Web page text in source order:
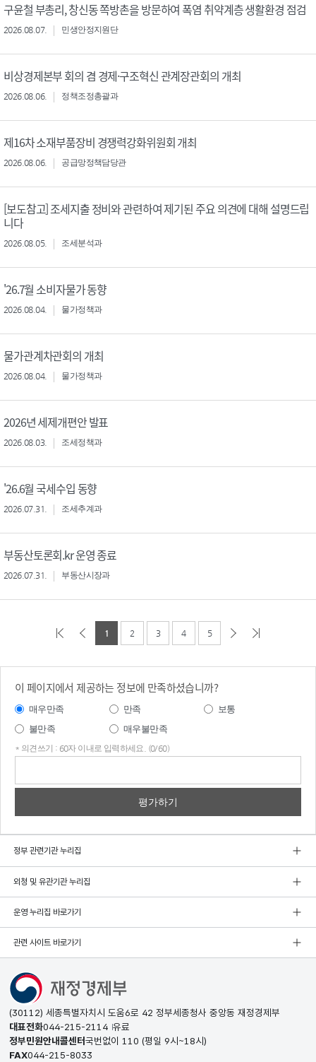
구윤철 부총리, 창신동 쪽방촌을 방문하여 폭염 취약계층 생활환경 점검
2026.08.07. 민생안정지원단
비상경제본부 회의 겸 경제·구조혁신 관계장관회의 개최
2026.08.06. 정책조정총괄과
제16차 소재부품장비 경쟁력강화위원회 개최
2026.08.06. 공급망정책담당관
[보도참고] 조세지출 정비와 관련하여 제기된 주요 의견에 대해 설명드립
니다
2026.08.05. 조세분석과
'26.7월 소비자물가 동향
2026.08.04. 물가정책과
물가관계차관회의 개최
2026.08.04. 물가정책과
2026년 세제개편안 발표
2026.08.03. 조세정책과
'26.6월 국세수입 동향
2026.07.31. 조세추계과
부동산토론회.kr 운영 종료
2026.07.31. 부동산시장과
1 2 3 4 5
이 페이지에서 제공하는 정보에 만족하셨습니까?
매우만족 만족
보통
불만족
매우불만족
* 의견쓰기 : 60자 이내로 입력하세요. (0/60)
정부 관련기관 누리집
외청 및 유관기관 누리집
운영 누리집 바로가기
관련 사이트 바로가기
(30112) 세종특별자치시 도움6로 42 정부세종청사 중앙동 재정경제부
대표전화044-215-2114 유료
정부민원안내콜센터국번없이 110 (평일 9시~18시)
FAX044-215-8033